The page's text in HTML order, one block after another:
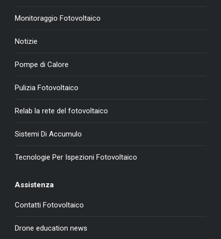
Monitoraggio Fotovoltaico
Notizie
Pompe di Calore
Pulizia Fotovoltaico
Relab la rete del fotovoltaico
Sistemi Di Accumulo
Tecnologie Per Ispezioni Fotovoltaico
Assistenza
Contatti Fotovoltaico
Drone education news